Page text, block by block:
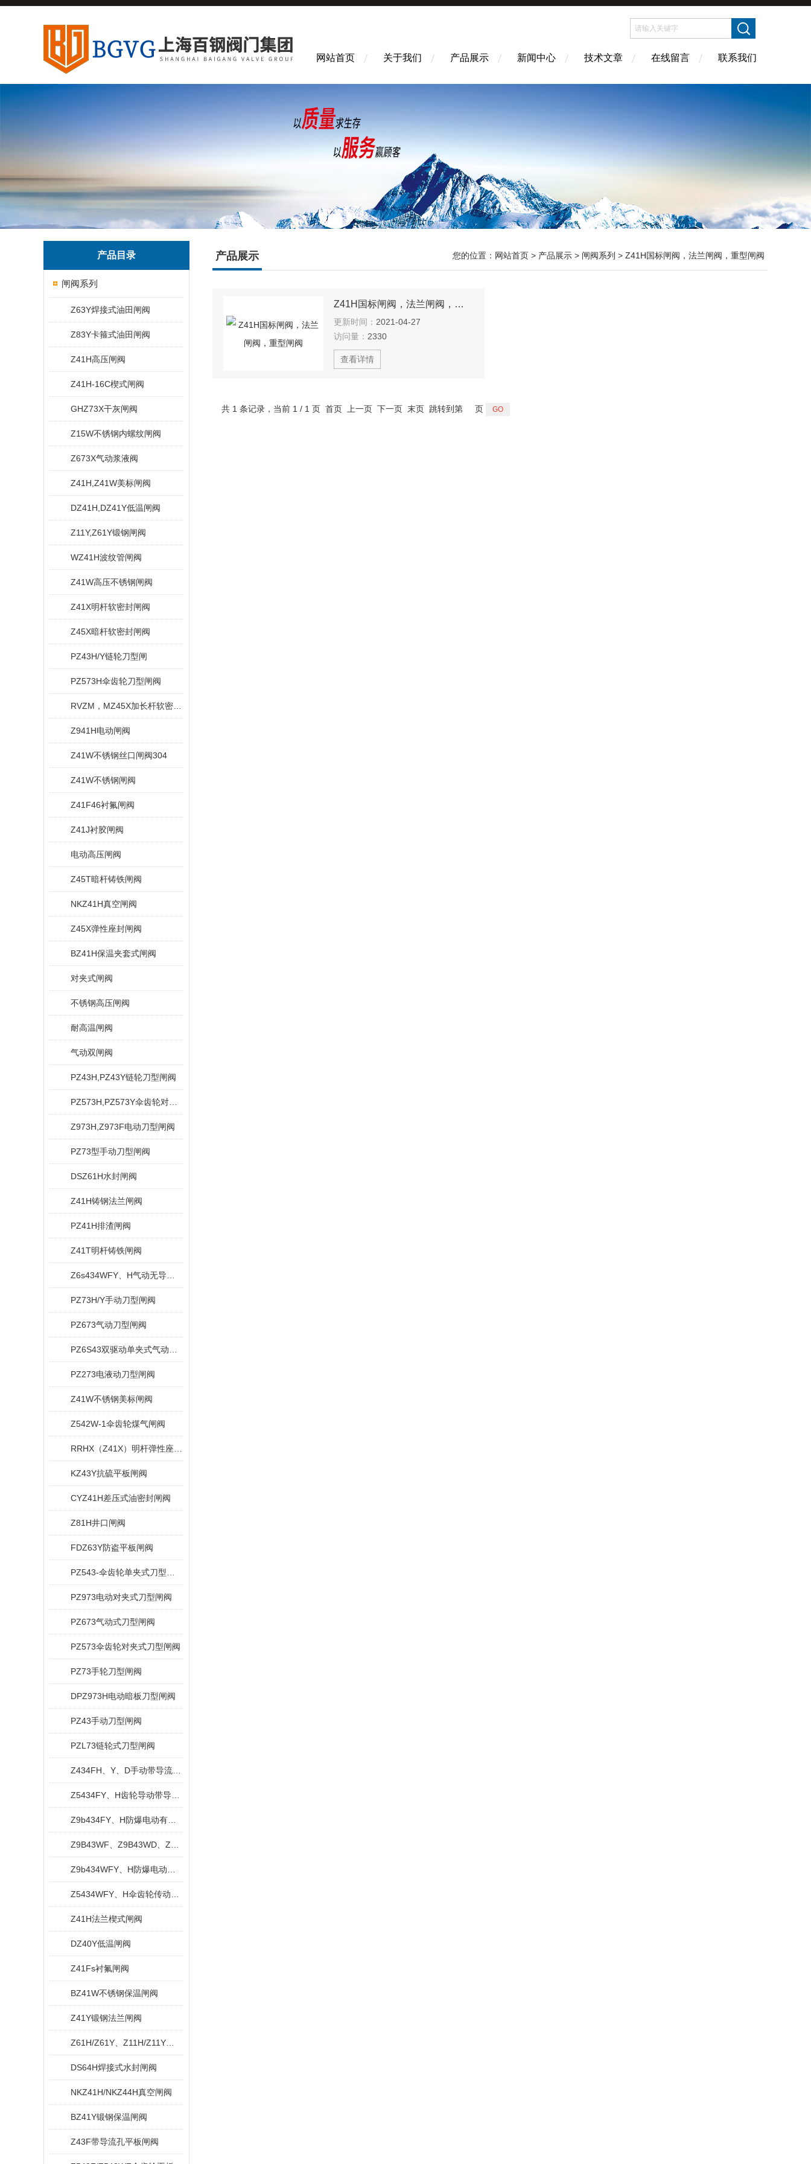
网站首页 关于我们 产品展示 新闻中心 技术文章 在线留言 联系我们
产品目录
闸阀系列
Z63Y焊接式油田闸阀
Z83Y卡箍式油田闸阀
Z41H高压闸阀
Z41H-16C楔式闸阀
GHZ73X干灰闸阀
Z15W不锈钢内螺纹闸阀
Z673X气动浆液阀
Z41H,Z41W美标闸阀
DZ41H,DZ41Y低温闸阀
Z11Y,Z61Y锻钢闸阀
WZ41H波纹管闸阀
Z41W高压不锈钢闸阀
Z41X明杆软密封闸阀
Z45X暗杆软密封闸阀
PZ43H/Y链轮刀型闸
PZ573H伞齿轮刀型闸阀
Z941H电动闸阀
Z41W不锈钢丝口闸阀304
Z41W不锈钢闸阀
Z41F46衬氟闸阀
Z41J衬胶闸阀
电动高压闸阀
Z45T暗杆铸铁闸阀
NKZ41H真空闸阀
Z45X弹性座封闸阀
BZ41H保温夹套式闸阀
对夹式闸阀
不锈钢高压闸阀
耐高温闸阀
气动双闸阀
PZ43H,PZ43Y链轮刀型闸阀
Z973H,Z973F电动刀型闸阀
PZ73型手动刀型闸阀
DSZ61H水封闸阀
Z41H铸钢法兰闸阀
PZ41H排渣闸阀
Z41T明杆铸铁闸阀
PZ73H/Y手动刀型闸阀
PZ673气动刀型闸阀
PZ273电液动刀型闸阀
Z41W不锈钢美标闸阀
Z542W-1伞齿轮煤气闸阀
KZ43Y抗硫平板闸阀
CYZ41H差压式油密封闸阀
Z81H井口闸阀
FDZ63Y防盗平板闸阀
PZ973电动对夹式刀型闸阀
PZ673气动式刀型闸阀
PZ573伞齿轮对夹式刀型闸阀
PZ73手轮刀型闸阀
DPZ973H电动暗板刀型闸阀
PZ43手动刀型闸阀
PZL73链轮式刀型闸阀
Z41H法兰楔式闸阀
DZ40Y低温闸阀
Z41Fs衬氟闸阀
BZ41W不锈钢保温闸阀
Z41Y锻钢法兰闸阀
DS64H焊接式水封闸阀
NKZ41H/NKZ44H真空闸阀
BZ41Y锻钢保温闸阀
Z43F带导流孔平板闸阀
产品展示 您的位置： 网站首页 > 产品展示 > 闸阀系列 > Z41H国标闸阀，法兰闸阀，重型闸阀
Z41H国标闸阀，法兰闸阀，重型闸阀
更新时间： 2021-04-27
访问量： 2330
查看详情
共 1 条记录，当前 1 / 1 页 首页 上一页 下一页 末页 跳转到第 页